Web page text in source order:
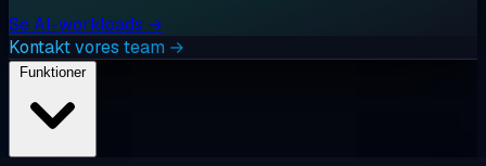
Se AI-workloads →
Kontakt vores team →
Funktioner